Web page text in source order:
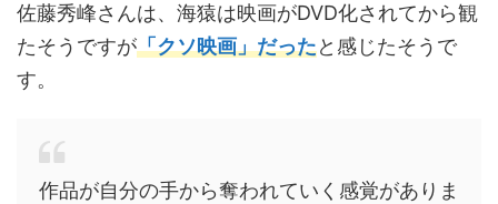
佐藤秀峰さんは、海猿は映画がDVD化されてから観
たそうですが「クソ映画」だったと感じたそうで
す。
作品が自分の手から奪われていく感覚がありま